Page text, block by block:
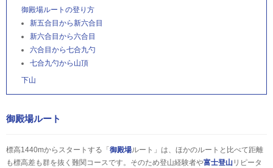
御殿場ルートの登り方
新五合目から新六合目
新六合目から六合目
六合目から七合九勺
七合九勺から山頂
下山
御殿場ルート
標高1440mからスタートする「 御殿場ルート」は、ほかのルートと比べて距離
も標高差も群を抜く難関コースです。そのため登山経験者や富士登山 リピータ